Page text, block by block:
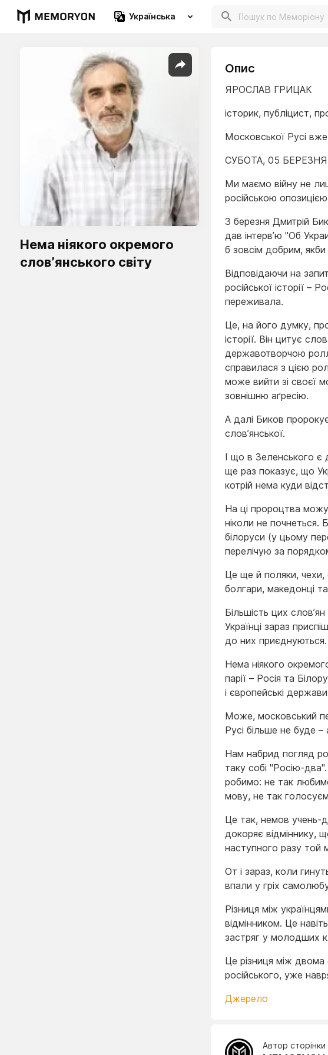
Українська
Нема ніякого окремого
слов’янського світу
Опис
ЯРОСЛАВ ГРИЦАК
історик, публіцист,
Московської Русі
СУБОТА, 05 БЕРЕЗНЯ
Ми маємо війну не
російською
3 березня Дмитрій
дав інтерв’ю "Об
б зовсім добрим,
Відповідаючи на
російської історії –
переживала.
Це, на його думку,
історії. Він цитує
державотворчою
справилася з цією
може вийти зі своєї
зовнішню аґресію.
А далі Биков
слов’янської.
І що в Зеленського є
ще раз показує, що
котрій нема куди
На ці пророцтва можу
ніколи не почнеться.
білоруси (у цьому
перелічую за
Це ще й поляки, чехи,
болгари, македонці та
Більшість цих
Українці зараз
до них приєднуються.
Нема ніякого
парії – Росія та
і європейські
Може, московський
Русі більше не буде –
Нам набрид погляд
таку собі "Росію-
робимо: не так
мову, не так
Це так, немов учень-
докоряє відміннику,
наступного разу той
От і зараз, коли
впали у гріх
Різниця між
відмінником. Це
застряг у молодших
Це різниця між двома
російського, уже
Джерело
Автор сторінки